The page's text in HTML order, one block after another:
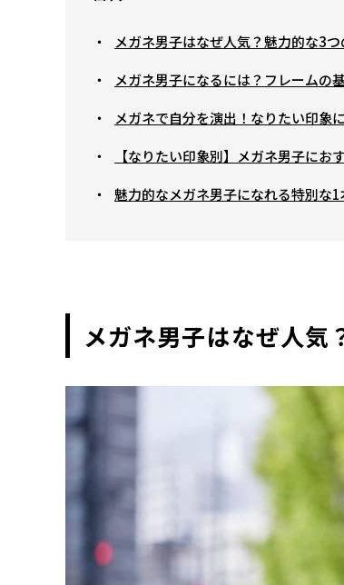
メガネ男子はなぜ人気？魅力的な3つ
メガネ男子になるには？フレームの
メガネで自分を演出！なりたい印象
【なりたい印象別】メガネ男子にお
魅力的なメガネ男子になれる特別な1
メガネ男子はなぜ人気